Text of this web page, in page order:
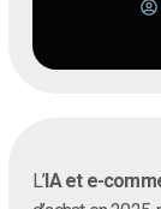
L’ IA et e-